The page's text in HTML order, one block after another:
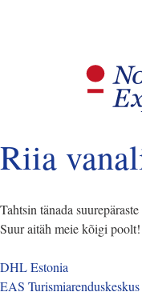
Riia
Tahtsin tänada
Suur aitäh meie kõigi poolt!
DHL Estonia
EAS Turismiarenduskeskus